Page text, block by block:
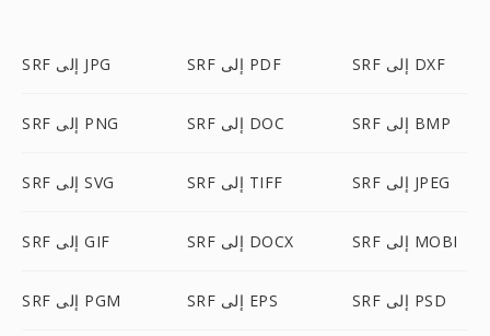
SRF إلى JPG SRF إلى PDF SRF إلى DXF
SRF إلى PNG SRF إلى DOC SRF إلى BMP
SRF إلى SVG SRF إلى TIFF SRF إلى JPEG
SRF إلى GIF SRF إلى DOCX SRF إلى MOBI
SRF إلى PGM SRF إلى EPS SRF إلى PSD